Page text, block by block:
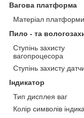
Вагова платформа
Матеріал
Пило - та
Ступінь захисту
вагопроцесора
Ступінь захисту
Індикатор
Тип дисплея ваг
Колір символів